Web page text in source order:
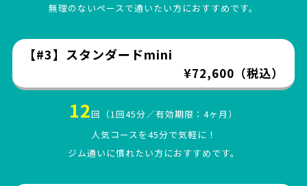
無理のないペースで通いたい方におすすめです。
【#3】スタンダードmini
¥72,600（税込）
12回（1回45分／有効期限：4ヶ月）
人気コースを45分で気軽に！
ジム通いに慣れたい方におすすめです。